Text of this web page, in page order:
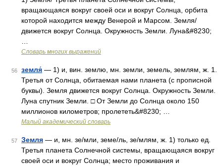
вращающаяся вокруг своей оси и вокруг Солнца, орбита
которой находится между Венерой и Марсом. Земля/
движется вокруг Солнца. Окружность Земли. Луна&#8230;
Словарь многих выражений
56 земля́ — 1) и, вин. землю, мн. земли, земель, землям, ж. 1.
Третья от Солнца, обитаемая нами планета (с прописной
буквы). Земля движется вокруг Солнца. Окружность Земли.
Луна спутник Земли. □ От Земли до Солнца около 150
миллионов километров; пролететь&#8230; …
Малый академический словарь
57 Земля — и, мн. зе/мли, земе/ль, зе/млям, ж. 1) только ед.
Третья планета Солнечной системы, вращающаяся вокруг
своей оси и вокруг Солнца; место проживания и